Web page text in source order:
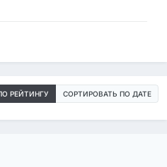
РЕЙТИНГУ СОРТИРОВАТЬ ПО ДАТЕ